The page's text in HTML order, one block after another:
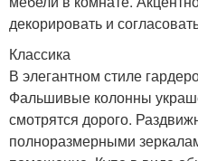
декорировать и
Классика
В элегантном стиле
Фальшивые колонны
смотрятся дорого.
полноразмерными